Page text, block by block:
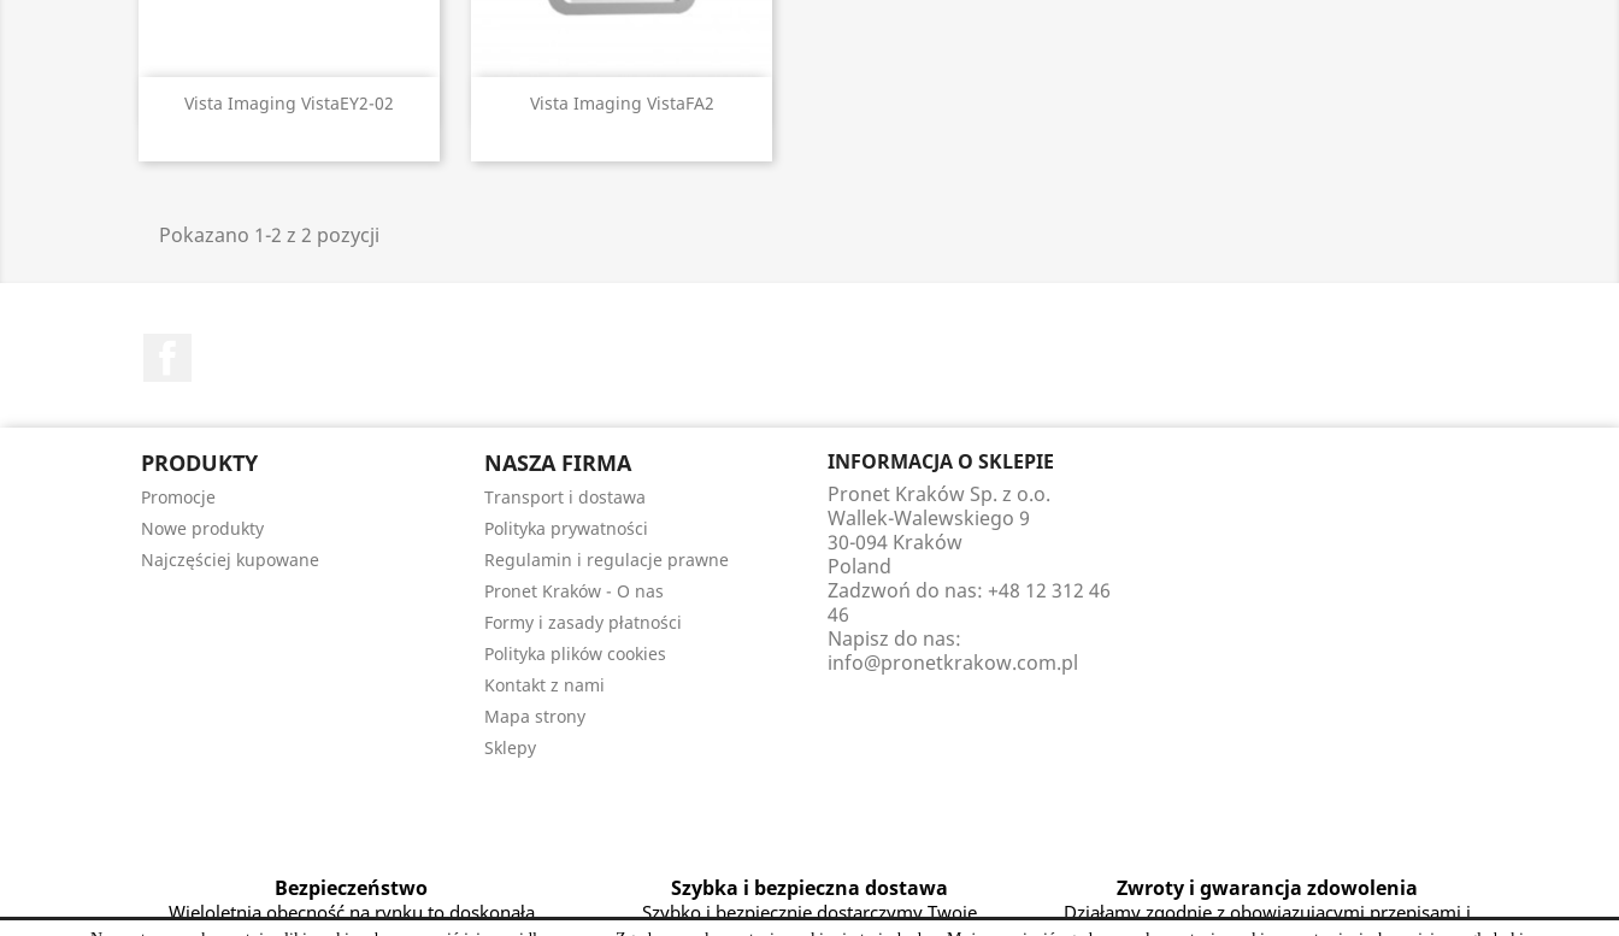
Vista Imaging VistaEY2-02
Szybki podgląd Vista Imaging VistaFA2
Szybki podgląd
Pokazano 1-2 z 2 pozycji
PRODUKTY
Promocje
Nowe produkty
Najczęściej kupowane
NASZA FIRMA
Transport i dostawa
Polityka prywatności
Regulamin i regulacje prawne
Pronet Kraków - O nas
Formy i zasady płatności
Polityka plików cookies
Kontakt z nami
Mapa strony
Sklepy
INFORMACJA O SKLEPIE
Pronet Kraków Sp. z o.o.
Wallek-Walewskiego 9
30-094 Kraków
Poland
Zadzwoń do nas: +48 12 312 46
46
Napisz do nas:
info@pronetkrakow.com.pl
Bezpieczeństwo
Wieloletnia obecność na rynku to doskonała
Szybka i bezpieczna dostawa
Szybko i bezpiecznie dostarczymy Twoje
Zwroty i gwarancja zdowolenia
Działamy zgodnie z obowiązującymi przepisami i